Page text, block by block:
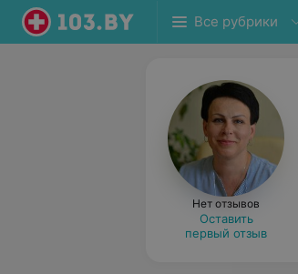
Все рубрики
Нет отзывов
Оставить
первый отзыв